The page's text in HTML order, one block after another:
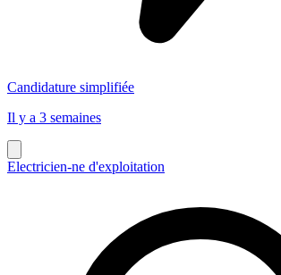
Candidature simplifiée
Il y a 3 semaines
Electricien-ne d'exploitation